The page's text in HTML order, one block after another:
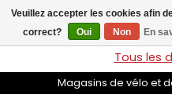
flèches
haut
et
pour
sélectionner
LIVRAISON GRATUITEsur les
Tous les
Magasins de vélo et
Veuillez accepter les cookies afin
correct?
Oui Non En